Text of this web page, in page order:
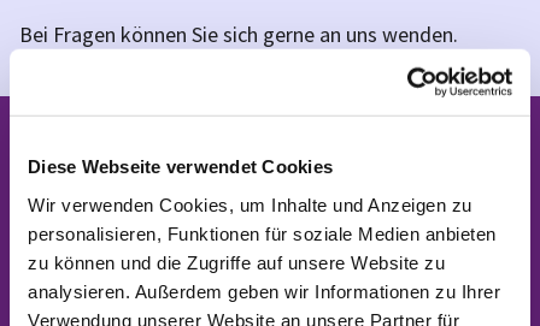
Diese Webseite verwendet Cookies
Wir verwenden Cookies, um Inhalte und Anzeigen zu
personalisieren, Funktionen für soziale Medien anbieten
zu können und die Zugriffe auf unsere Website zu
analysieren. Außerdem geben wir Informationen zu Ihrer
Verwendung unserer Website an unsere Partner für
Bei Fragen können Sie sich gerne an uns wenden.
Religionsunterricht
Ines-Kathrin Haesner & Julia Look (komm.) -
Beauftragte für Ev. Religionsunterricht